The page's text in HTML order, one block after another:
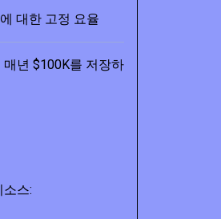
대한 고정 요율
년 $100K를 저장하
스: